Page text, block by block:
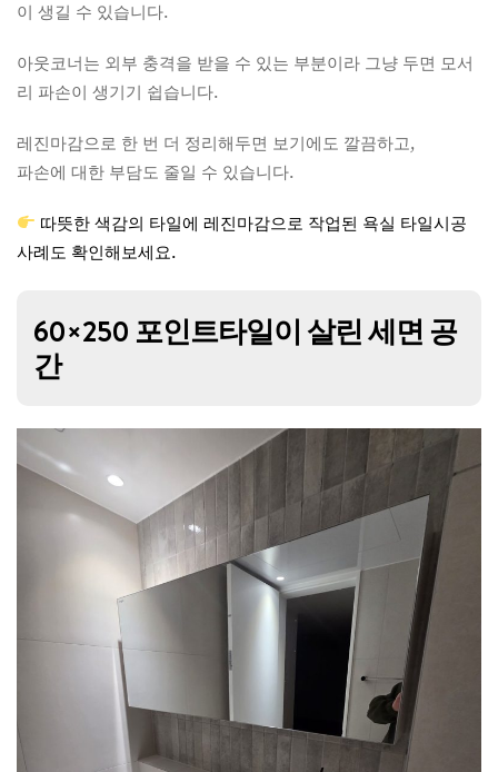
이 생길 수 있습니다.
아웃코너는 외부 충격을 받을 수 있는 부분이라 그냥 두면 모서
리 파손이 생기기 쉽습니다.
레진마감으로 한 번 더 정리해두면 보기에도 깔끔하고,
파손에 대한 부담도 줄일 수 있습니다.
따뜻한 색감의 타일에 레진마감으로 작업된 욕실 타일시공
사례도 확인해보세요.
60×250 포인트타일이 살린 세면 공
간